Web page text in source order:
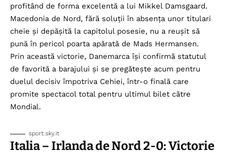
profitând de forma excelentă a lui Mikkel Damsgaard.
Macedonia de Nord, fără soluții în absența unor titulari
cheie și depășită la capitolul posesie, nu a reușit să
pună în pericol poarta apărată de Mads Hermansen.
Prin această victorie, Danemarca își confirmă statutul
de favorită a barajului și se pregătește acum pentru
duelul decisiv împotriva Cehiei, într-o finală care
promite spectacol total pentru ultimul bilet către
Mondial.
sport.sky.it
Italia – Irlanda de Nord 2-0: Victorie